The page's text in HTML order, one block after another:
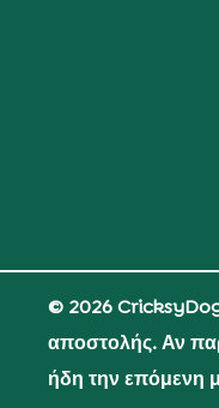
© 2026
αποστολής. Αν
ήδη την επόμενη